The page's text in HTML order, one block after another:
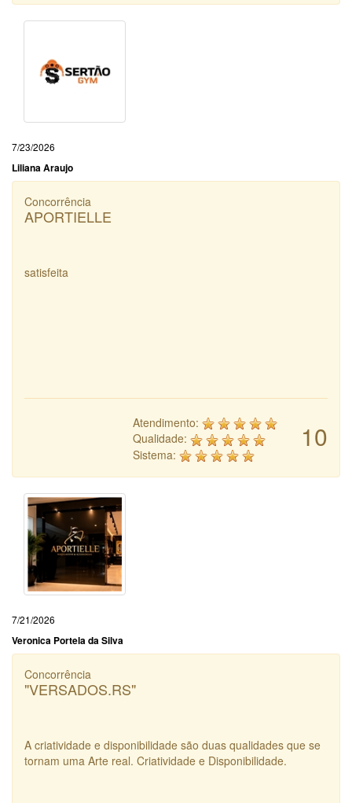
7/23/2026
Liliana Araujo
Concorrência
APORTIELLE
satisfeita
10
Atendimento:
Qualidade:
Sistema:
7/21/2026
Veronica Portela da Silva
Concorrência
"VERSADOS.RS"
A criatividade e disponibilidade são duas qualidades que se
tornam uma Arte real. Criatividade e Disponibilidade.